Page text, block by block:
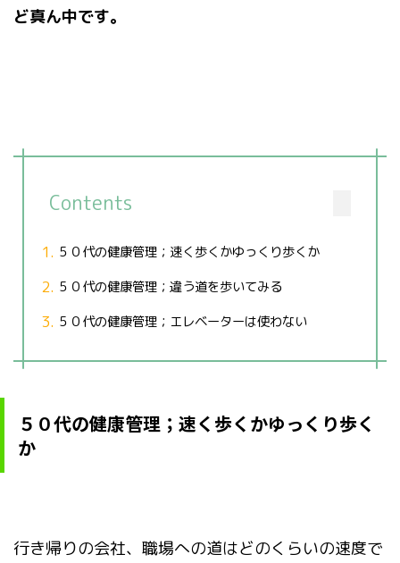
ど真ん中です。
Contents
５０代の健康管理；速く歩くかゆっくり歩くか
５０代の健康管理；違う道を歩いてみる
５０代の健康管理；エレベーターは使わない
５０代の健康管理；速く歩くかゆっくり歩く
か
行き帰りの会社、職場への道はどのくらいの速度で